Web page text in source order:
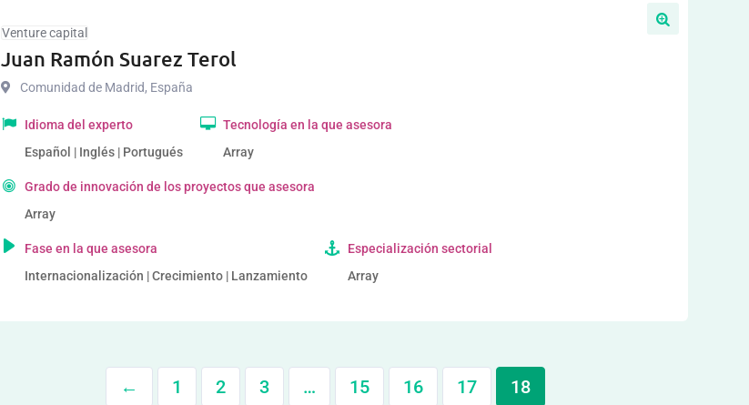
Venture capital
Juan Ramón Suarez Terol
Comunidad de Madrid, España
Idioma del experto
Español | Inglés | Portugués
Tecnología en la que asesora
Array
Grado de innovación de los proyectos que asesora
Array
Fase en la que asesora
Internacionalización | Crecimiento | Lanzamiento
Especialización sectorial
Array
← 1 2 3 … 15 16 17 18